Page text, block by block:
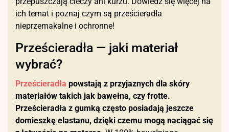
ich temat i poznaj czym są prześcieradła
nieprzemakalne i ochronne!
Prześcieradła — jaki materiał
wybrać?
Prześcieradła powstają z przyjaznych dla skóry
materiałów takich jak bawełna, czy frotte.
Prześcieradła z gumką często posiadają jeszcze
domieszkę elastanu, dzięki czemu mogą naciągać się